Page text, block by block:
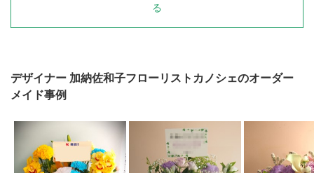
る
デザイナー 加納佐和子フローリストカノシェのオーダー
メイド事例